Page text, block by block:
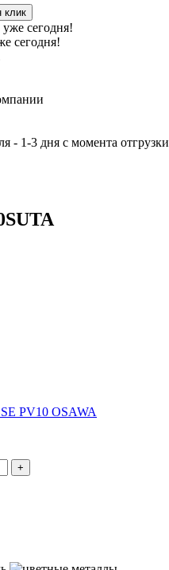
клик
сегодня!
- 1-3 дня с момента отгрузки
PV10 OSAWA
+